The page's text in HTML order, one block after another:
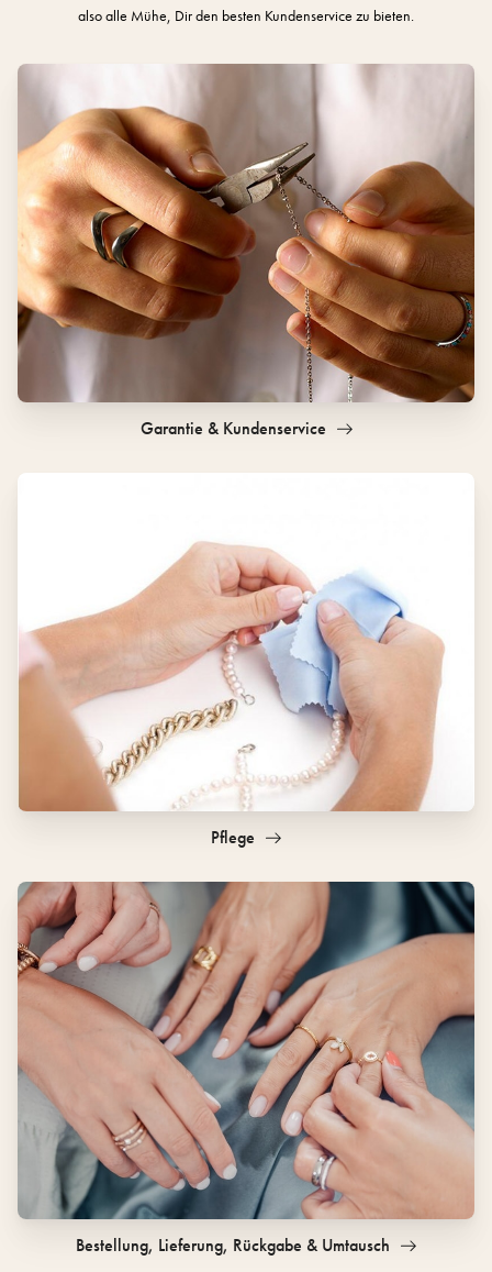
also alle Mühe, Dir den besten Kundenservice zu bieten.
Garantie & Kundenservice
Pflege
Bestellung, Lieferung, Rückgabe & Umtausch